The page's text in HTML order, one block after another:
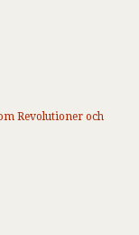
Revolutioner och